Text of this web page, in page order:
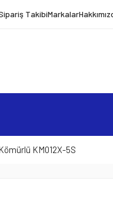
TakibiMarkalar
KM012X-5S